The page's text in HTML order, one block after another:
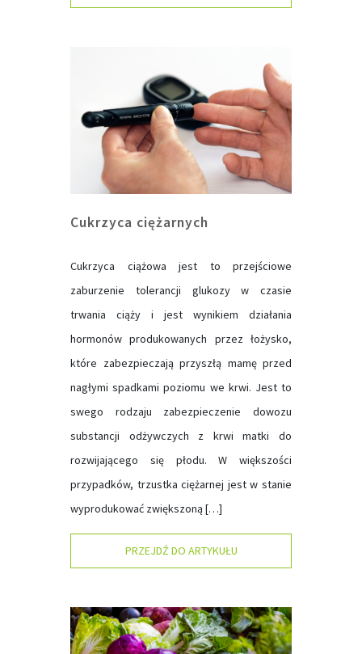
Cukrzyca ciężarnych
Cukrzyca ciążowa jest to przejściowe
zaburzenie tolerancji glukozy w czasie
trwania ciąży i jest wynikiem działania
hormonów produkowanych przez łożysko,
które zabezpieczają przyszłą mamę przed
nagłymi spadkami poziomu we krwi. Jest to
swego rodzaju zabezpieczenie dowozu
substancji odżywczych z krwi matki do
rozwijającego się płodu. W większości
przypadków, trzustka ciężarnej jest w stanie
wyprodukować zwiększoną […]
PRZEJDŹ DO ARTYKUŁU